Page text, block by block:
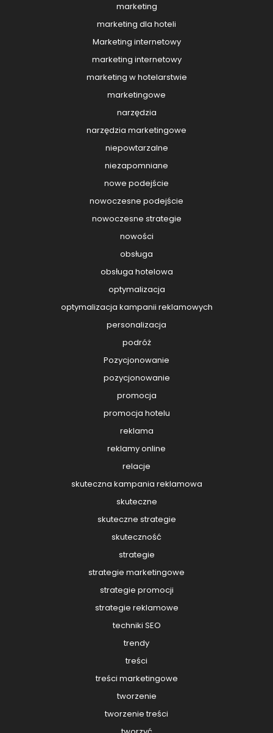
marketing
marketing dla hoteli
Marketing internetowy
marketing internetowy
marketing w hotelarstwie
marketingowe
narzędzia
narzędzia marketingowe
niepowtarzalne
niezapomniane
nowe podejście
nowoczesne podejście
nowoczesne strategie
nowości
obsługa
obsługa hotelowa
optymalizacja
optymalizacja kampanii reklamowych
personalizacja
podróż
Pozycjonowanie
pozycjonowanie
promocja
promocja hotelu
reklama
reklamy online
relacje
skuteczna kampania reklamowa
skuteczne
skuteczne strategie
skuteczność
strategie
strategie marketingowe
strategie promocji
strategie reklamowe
techniki SEO
trendy
treści
treści marketingowe
tworzenie
tworzenie treści